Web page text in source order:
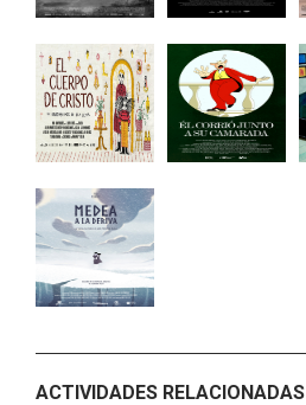
ACTIVIDADES RELACIONADAS